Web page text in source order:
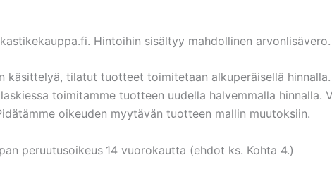
Hintoihin sisältyy mahdollinen arvonlisävero.
käsittelyä, tilatut tuotteet toimitetaan alkuperäisellä
toimitamme tuotteen uudella halvemmalla
oikeuden myytävän tuotteen mallin muutoksiin.
peruutusoikeus 14 vuorokautta (ehdot ks. Kohta 4.)